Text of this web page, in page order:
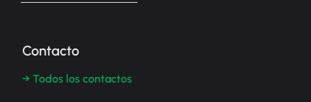
Contacto
→ Todos los contactos